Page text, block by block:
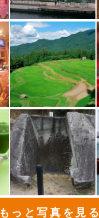
もっと写真を見る